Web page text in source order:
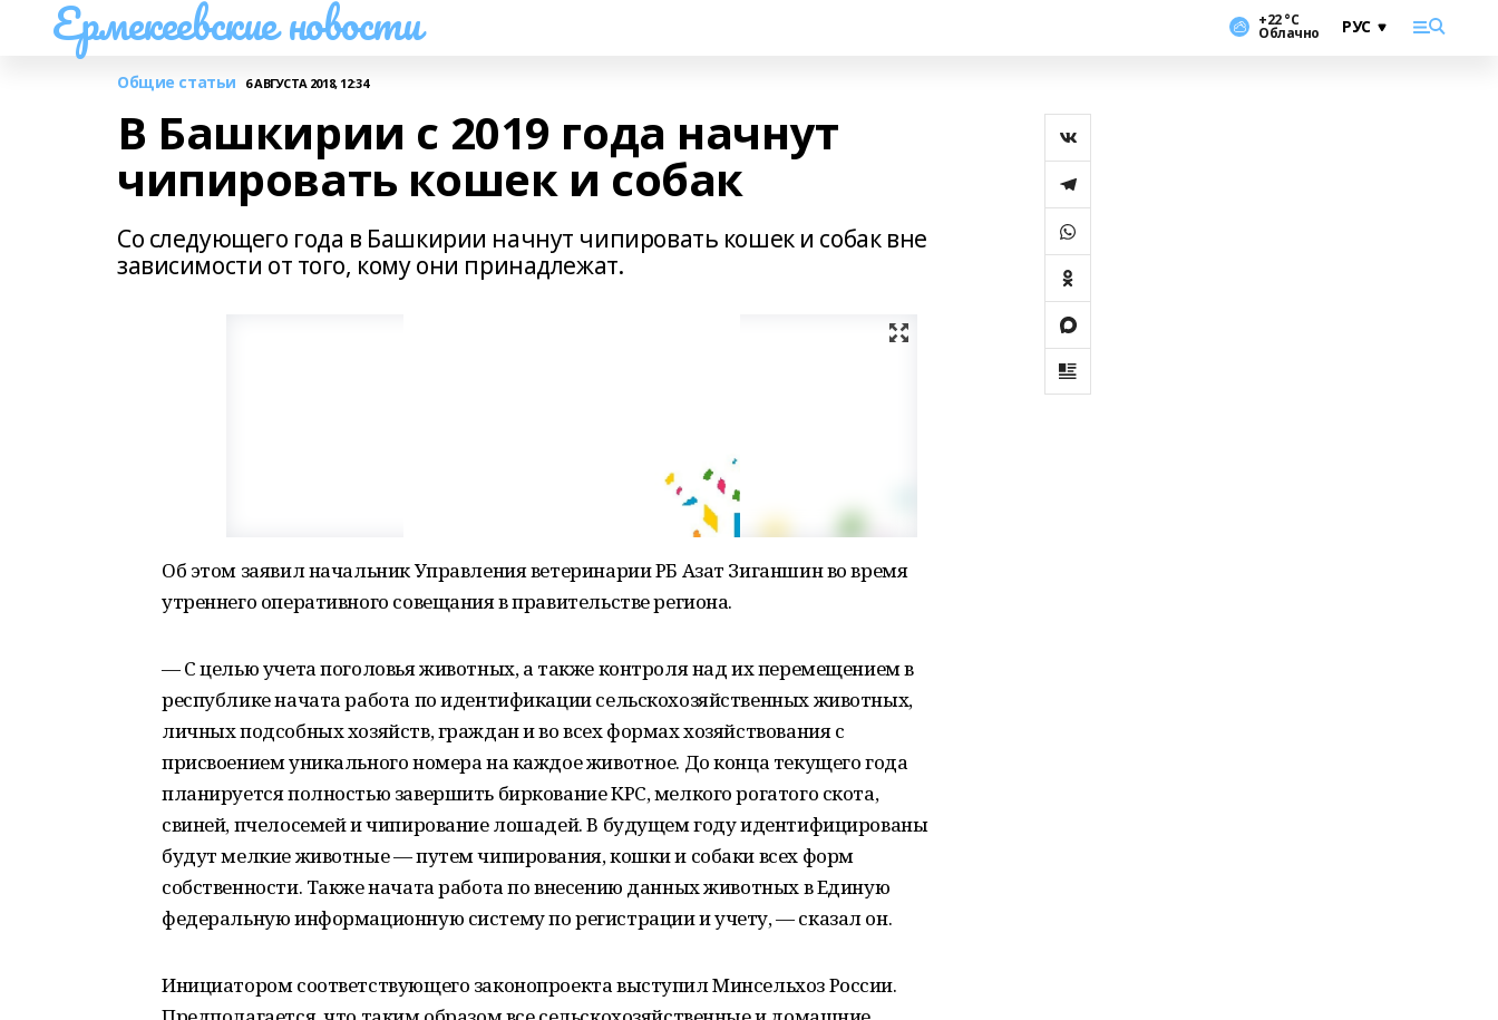
Ермекеевские новости +22 °С
Облачно
Общие статьи 6 АВГУСТА 2018, 12:34
В Башкирии с 2019 года начнут
чипировать кошек и собак
Со следующего года в Башкирии начнут чипировать кошек и собак вне
зависимости от того, кому они принадлежат.
Об этом заявил начальник Управления ветеринарии РБ Азат Зиганшин во время
утреннего оперативного совещания в правительстве региона.
— С целью учета поголовья животных, а также контроля над их перемещением в
республике начата работа по идентификации сельскохозяйственных животных,
личных подсобных хозяйств, граждан и во всех формах хозяйствования с
присвоением уникального номера на каждое животное. До конца текущего года
планируется полностью завершить биркование КРС, мелкого рогатого скота,
свиней, пчелосемей и чипирование лошадей. В будущем году идентифицированы
будут мелкие животные — путем чипирования, кошки и собаки всех форм
собственности. Также начата работа по внесению данных животных в Единую
федеральную информационную систему по регистрации и учету, — сказал он.
Инициатором соответствующего законопроекта выступил Минсельхоз России.